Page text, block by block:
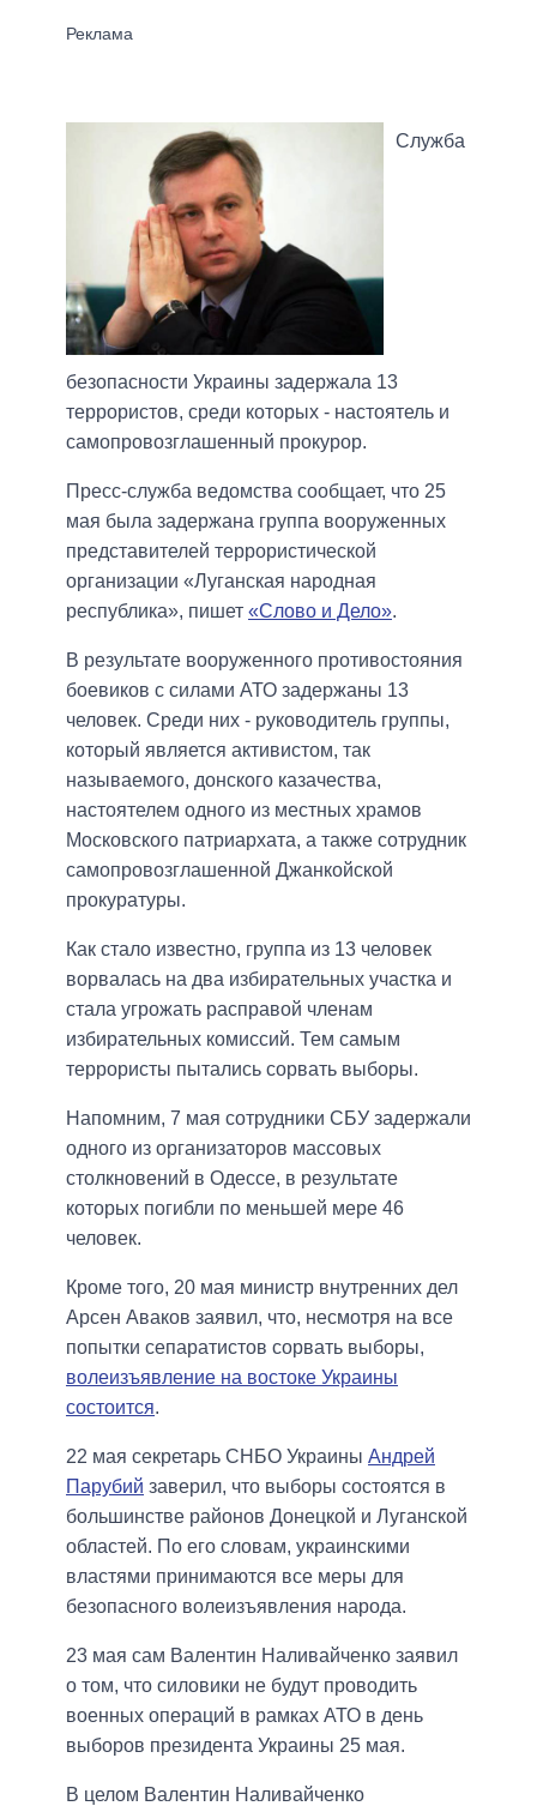
Служба
безопасности Украины задержала 13
террористов, среди которых - настоятель и
самопровозглашенный прокурор.
Пресс-служба ведомства сообщает, что 25
мая была задержана группа вооруженных
представителей террористической
организации «Луганская народная
республика», пишет «Слово и Дело».
В результате вооруженного противостояния
боевиков с силами АТО задержаны 13
человек. Среди них - руководитель группы,
который является активистом, так
называемого, донского казачества,
настоятелем одного из местных храмов
Московского патриархата, а также сотрудник
самопровозглашенной Джанкойской
прокуратуры.
Как стало известно, группа из 13 человек
ворвалась на два избирательных участка и
стала угрожать расправой членам
избирательных комиссий. Тем самым
террористы пытались сорвать выборы.
Напомним, 7 мая сотрудники СБУ задержали
одного из организаторов массовых
столкновений в Одессе, в результате
которых погибли по меньшей мере 46
человек.
Кроме того, 20 мая министр внутренних дел
Арсен Аваков заявил, что, несмотря на все
попытки сепаратистов сорвать выборы,
волеизъявление на востоке Украины
состоится.
22 мая секретарь СНБО Украины Андрей
Парубий заверил, что выборы состоятся в
большинстве районов Донецкой и Луганской
областей. По его словам, украинскими
властями принимаются все меры для
безопасного волеизъявления народа.
23 мая сам Валентин Наливайченко заявил
о том, что силовики не будут проводить
военных операций в рамках АТО в день
выборов президента Украины 25 мая.
В целом Валентин Наливайченко